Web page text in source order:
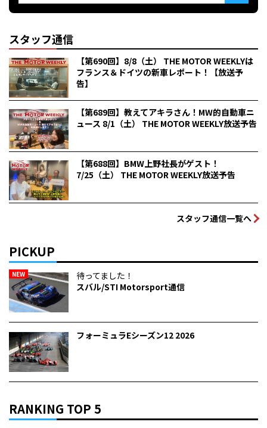
スタッフ通信
【第690回】8/8（土） THE MOTOR WEEKLYは
フランス＆ドイツの新車レポート！【放送予
告】
【第689回】教えてアキラさん！MW的自動車ニ
ュース 8/1（土） THE MOTOR WEEKLY放送予告
【第688回】BMW上野社長がゲスト！
7/25（土） THE MOTOR WEEKLY放送予告
スタッフ通信一覧へ
PICKUP
NEW
待ってました！
スバル/STI Motorsport通信
フォーミュラEシーズン12 2026
RANKING TOP 5